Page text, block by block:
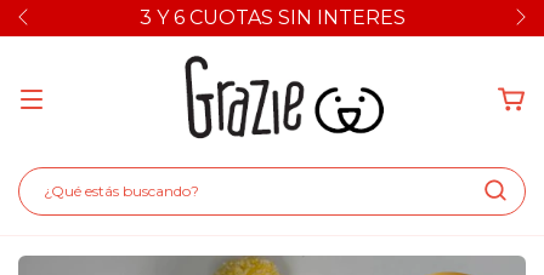
3 Y 6 CUOTAS SIN INTERES